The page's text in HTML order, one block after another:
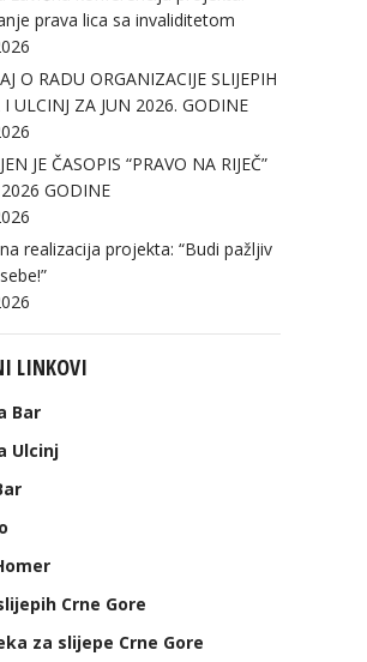
prava lica sa invaliditetom
O RADU ORGANIZACIJE SLIJEPIH
I ULCINJ ZA JUN 2026. GODINE
JE ČASOPIS “PRAVO NA RIJEČ”
GODINE
realizacija projekta: “Budi pažljiv
LINKOVI
Bar
Ulcinj
Crne Gore
za slijepe Crne Gore